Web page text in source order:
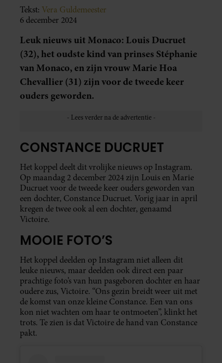
Tekst: Vera Guldemeester
6 december 2024
Leuk nieuws uit Monaco: Louis Ducruet
(32), het oudste kind van prinses Stéphanie
van Monaco, en zijn vrouw Marie Hoa
Chevallier (31) zijn voor de tweede keer
ouders geworden.
CONSTANCE DUCRUET
Het koppel deelt dit vrolijke nieuws op Instagram.
Op maandag 2 december 2024 zijn Louis en Marie
Ducruet voor de tweede keer ouders geworden van
een dochter, Constance Ducruet. Vorig jaar in april
kregen de twee ook al een dochter, genaamd
Victoire.
MOOIE FOTO’S
Het koppel deelden op Instagram niet alleen dit
leuke nieuws, maar deelden ook direct een paar
prachtige foto’s van hun pasgeboren dochter en haar
oudere zus, Victoire. “Ons gezin breidt weer uit met
de komst van onze kleine Constance. Een van ons
kon niet wachten om haar te ontmoeten”, klinkt het
trots. Te zien is dat Victoire de hand van Constance
pakt.